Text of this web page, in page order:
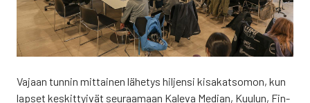
Vajaan tun­nin mit­tai­nen lähe­tys hil­jen­si kisa­kat­so­mon, kun
lap­set kes­kit­tyi­vät seu­raa­maan Kale­va Median, Kuu­lun, Fin­